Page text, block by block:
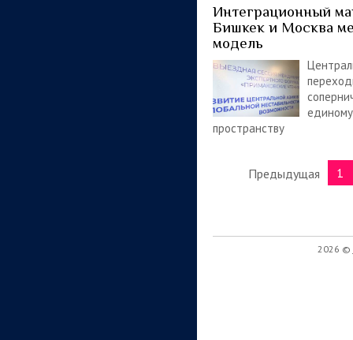
Интеграционный
Бишкек и Москва
модель
пространству
Предыдущая 1
2026 ©